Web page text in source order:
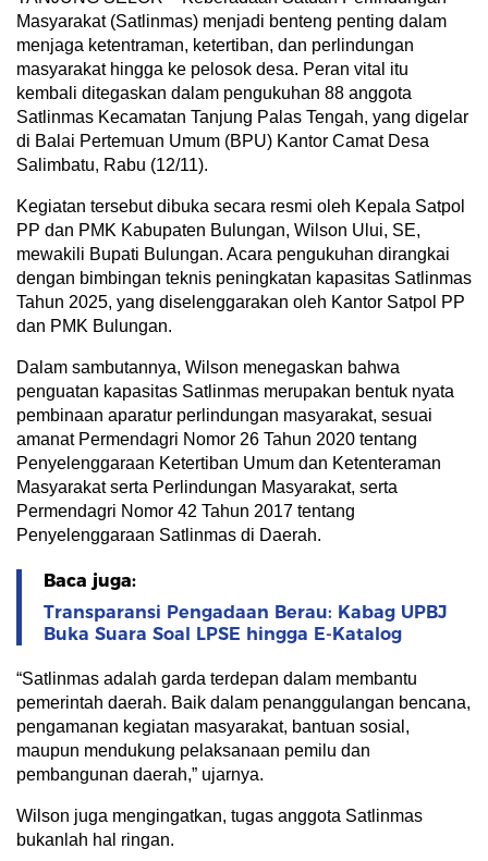
Masyarakat (Satlinmas) menjadi benteng penting dalam
menjaga ketentraman, ketertiban, dan perlindungan
masyarakat hingga ke pelosok desa. Peran vital itu
kembali ditegaskan dalam pengukuhan 88 anggota
Satlinmas Kecamatan Tanjung Palas Tengah, yang digelar
di Balai Pertemuan Umum (BPU) Kantor Camat Desa
Salimbatu, Rabu (12/11).
Kegiatan tersebut dibuka secara resmi oleh Kepala Satpol
PP dan PMK Kabupaten Bulungan, Wilson Ului, SE,
mewakili Bupati Bulungan. Acara pengukuhan dirangkai
dengan bimbingan teknis peningkatan kapasitas Satlinmas
Tahun 2025, yang diselenggarakan oleh Kantor Satpol PP
dan PMK Bulungan.
Dalam sambutannya, Wilson menegaskan bahwa
penguatan kapasitas Satlinmas merupakan bentuk nyata
pembinaan aparatur perlindungan masyarakat, sesuai
amanat Permendagri Nomor 26 Tahun 2020 tentang
Penyelenggaraan Ketertiban Umum dan Ketenteraman
Masyarakat serta Perlindungan Masyarakat, serta
Permendagri Nomor 42 Tahun 2017 tentang
Penyelenggaraan Satlinmas di Daerah.
Baca juga:
Transparansi Pengadaan Berau: Kabag UPBJ
Buka Suara Soal LPSE hingga E-Katalog
“Satlinmas adalah garda terdepan dalam membantu
pemerintah daerah. Baik dalam penanggulangan bencana,
pengamanan kegiatan masyarakat, bantuan sosial,
maupun mendukung pelaksanaan pemilu dan
pembangunan daerah,” ujarnya.
Wilson juga mengingatkan, tugas anggota Satlinmas
bukanlah hal ringan.